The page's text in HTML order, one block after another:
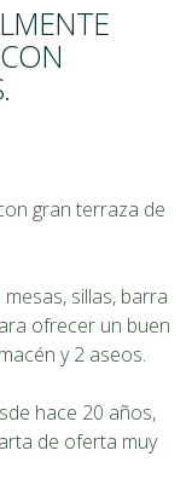
gran terraza de
sillas, barra
ofrecer un buen
y 2 aseos.
hace 20 años,
de oferta muy